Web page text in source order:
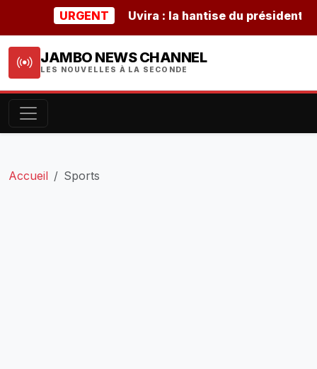
URGENT Uvira : la hantise du président
JAMBO NEWS CHANNEL
LES NOUVELLES À LA SECONDE
Accueil Sports